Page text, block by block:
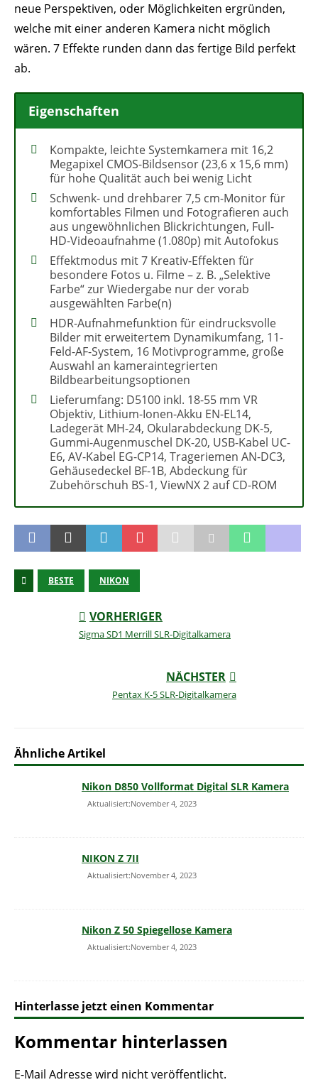
neue Perspektiven, oder Möglichkeiten ergründen,
welche mit einer anderen Kamera nicht möglich
wären. 7 Effekte runden dann das fertige Bild perfekt
ab.
Eigenschaften
Kompakte, leichte Systemkamera mit 16,2
Megapixel CMOS-Bildsensor (23,6 x 15,6 mm)
für hohe Qualität auch bei wenig Licht
Schwenk- und drehbarer 7,5 cm-Monitor für
komfortables Filmen und Fotografieren auch
aus ungewöhnlichen Blickrichtungen, Full-
HD-Videoaufnahme (1.080p) mit Autofokus
Effektmodus mit 7 Kreativ-Effekten für
besondere Fotos u. Filme – z. B. „Selektive
Farbe“ zur Wiedergabe nur der vorab
ausgewählten Farbe(n)
HDR-Aufnahmefunktion für eindrucksvolle
Bilder mit erweitertem Dynamikumfang, 11-
Feld-AF-System, 16 Motivprogramme, große
Auswahl an kameraintegrierten
Bildbearbeitungsoptionen
Lieferumfang: D5100 inkl. 18-55 mm VR
Objektiv, Lithium-Ionen-Akku EN-EL14,
Ladegerät MH-24, Okularabdeckung DK-5,
Gummi-Augenmuschel DK-20, USB-Kabel UC-
E6, AV-Kabel EG-CP14, Trageriemen AN-DC3,
Gehäusedeckel BF-1B, Abdeckung für
Zubehörschuh BS-1, ViewNX 2 auf CD-ROM
BESTE NIKON
VORHERIGER
Sigma SD1 Merrill SLR-Digitalkamera
NÄCHSTER
Pentax K-5 SLR-Digitalkamera
Ähnliche Artikel
Nikon D850 Vollformat Digital SLR Kamera
Aktualisiert:November 4, 2023
NIKON Z 7II
Aktualisiert:November 4, 2023
Nikon Z 50 Spiegellose Kamera
Aktualisiert:November 4, 2023
Hinterlasse jetzt einen Kommentar
Kommentar hinterlassen
E-Mail Adresse wird nicht veröffentlicht.